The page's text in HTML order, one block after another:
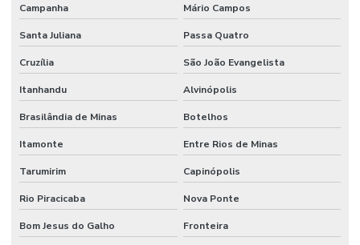
Campanha Mário Campos
Santa Juliana Passa Quatro
Cruzília São João Evangelista
Itanhandu Alvinópolis
Brasilândia de Minas Botelhos
Itamonte Entre Rios de Minas
Tarumirim Capinópolis
Rio Piracicaba Nova Ponte
Bom Jesus do Galho Fronteira